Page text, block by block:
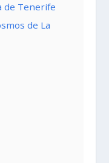
de Tenerife
de La